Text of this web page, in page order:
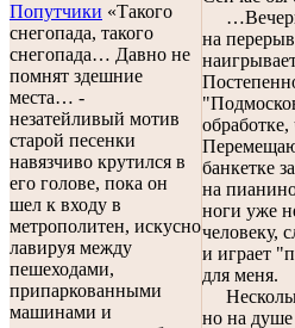
Попутчики «Такого
снегопада, такого
снегопада… Давно не
помнят здешние
места… -
незатейливый мотив
старой песенки
навязчиво крутился в
его голове, пока он
шел к входу в
метрополитен, искусно
лавируя между
пешеходами,
припаркованными
машинами и
на
банкетке
на
ноги уже
человеку,
и играет
для меня.
но на душе